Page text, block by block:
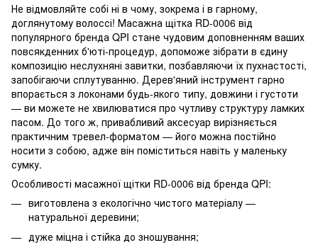
Не відмовляйте собі ні в чому, зокрема і в гарному,
доглянутому волоссі! Масажна щітка RD-0006 від
популярного бренда QPI стане чудовим доповненням ваших
повсякденних б'юті-процедур, допоможе зібрати в єдину
композицію неслухняні завитки, позбавляючи їх пухнастості,
запобігаючи сплутуванню. Дерев'яний інструмент гарно
впорається з локонами будь-якого типу, довжини і густоти
— ви можете не хвилюватися про чутливу структуру ламких
пасом. До того ж, привабливий аксесуар вирізняється
практичним тревел-форматом — його можна постійно
носити з собою, адже він поміститься навіть у маленьку
сумку.
Особливості масажної щітки RD-0006 від бренда QPI:
виготовлена з екологічно чистого матеріалу —
натуральної деревини;
дуже міцна і стійка до зношування;